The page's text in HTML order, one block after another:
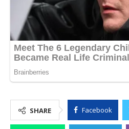
SHARE Facebook